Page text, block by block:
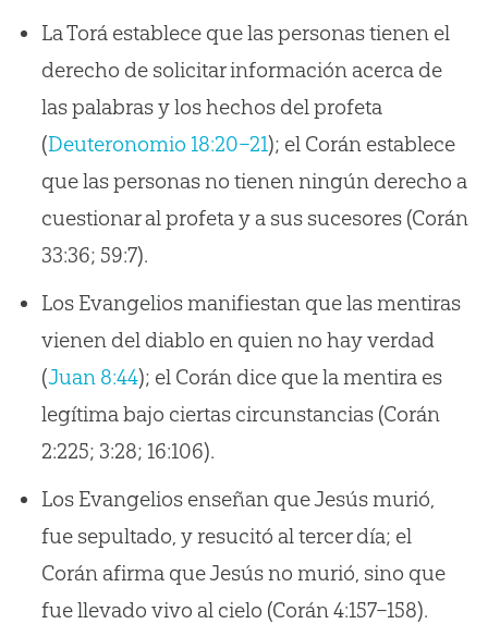
La Torá establece que las personas tienen el
derecho de solicitar información acerca de
las palabras y los hechos del profeta
(Deuteronomio 18:20–21); el Corán establece
que las personas no tienen ningún derecho a
cuestionar al profeta y a sus sucesores (Corán
33:36; 59:7).
Los Evangelios manifiestan que las mentiras
vienen del diablo en quien no hay verdad
(Juan 8:44); el Corán dice que la mentira es
legítima bajo ciertas circunstancias (Corán
2:225; 3:28; 16:106).
Los Evangelios enseñan que Jesús murió,
fue sepultado, y resucitó al tercer día; el
Corán afirma que Jesús no murió, sino que
fue llevado vivo al cielo (Corán 4:157–158).